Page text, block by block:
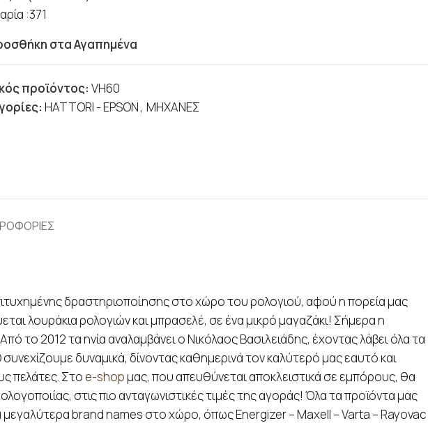
:371
στα Αγαπημένα
προϊόντος: VH60
HATTORI - EPSON, ΜΗΧΑΝΕΣ
δραστηριοποίησης στο χώρο του ρολογιού, αφού η πορεία μας
λουράκια ρολογιών και μπρασελέ, σε ένα μικρό μαγαζάκι! Σήμερα η
το 2012 τα ηνία αναλαμβάνει ο Νικόλαος Βασιλειάδης, έχοντας λάβει όλα τα
δυναμικά, δίνοντας καθημερινά τον καλύτερό μας εαυτό και
πελάτες. Στο e-shopμας, που απευθύνεται αποκλειστικά σε εμπόρους, θα
στις πιο ανταγωνιστικές τιμές της αγοράς! Όλα τα προϊόντα μας
brand names στο χώρο, όπως Energizer – Maxell – Varta – Rayovac